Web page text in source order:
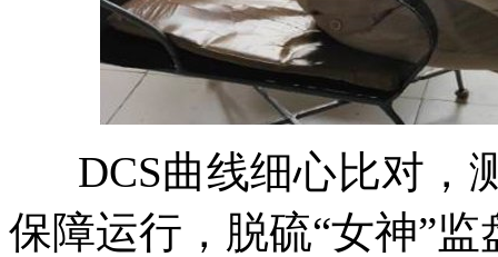
DCS曲线细心比对，
保障运行，脱硫“女神”